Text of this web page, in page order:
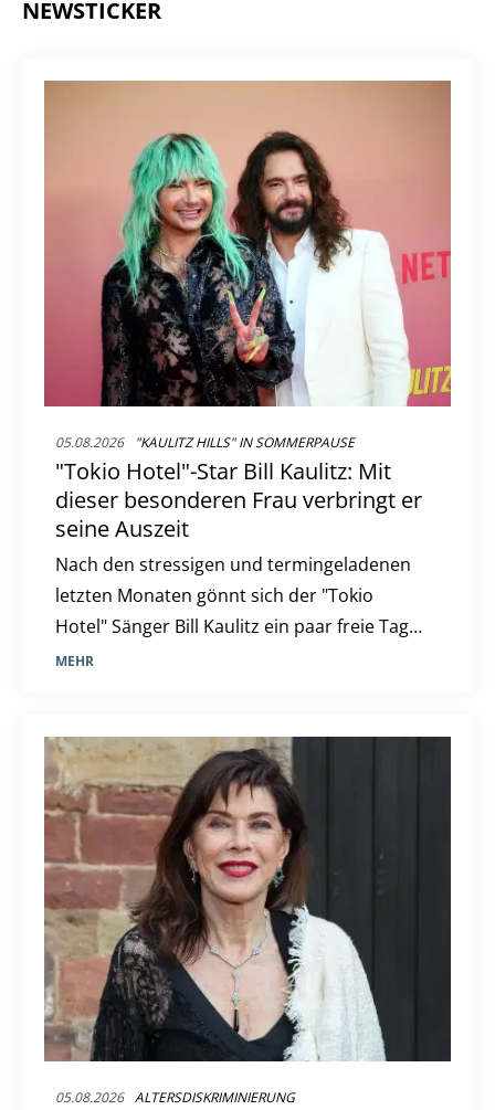
NEWSTICKER
05.08.2026 "KAULITZ HILLS" IN SOMMERPAUSE
"Tokio Hotel"-Star Bill Kaulitz: Mit
dieser besonderen Frau verbringt er
seine Auszeit
Nach den stressigen und termingeladenen
letzten Monaten gönnt sich der "Tokio
Hotel" Sänger Bill Kaulitz ein paar freie Tage.
Diese verbringt er in Italien, genauer gesagt
MEHR
05.08.2026 ALTERSDISKRIMINIERUNG